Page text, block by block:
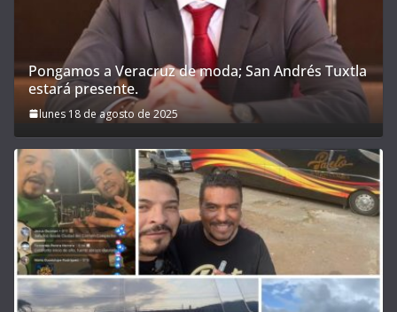
Pongamos a Veracruz de moda; San Andrés Tuxtla
estará presente.
lunes 18 de agosto de 2025